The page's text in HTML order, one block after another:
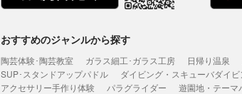
おすすめのジャンルから探す
陶芸体験･陶芸教室 ガラス細工･ガラス工房 日帰り温泉
SUP･スタンドアップパドル
ダイビング・スキューバダイ
アクセサリー手作り体験
パラグライダー 遊園地・テーマ